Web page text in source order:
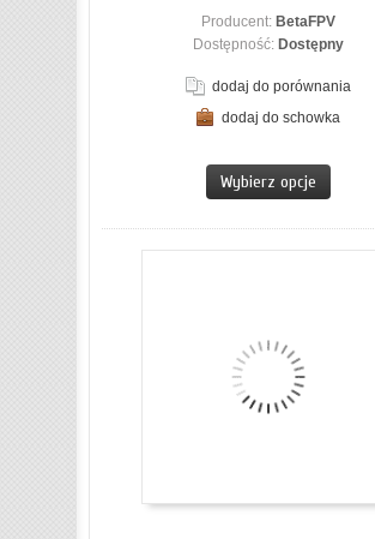
Producent: BetaFPV
Dostępność: Dostępny
dodaj do porównania
dodaj do schowka
Wybierz opcje